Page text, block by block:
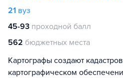
21 вуз
45-93 проходной балл
562 бюджетных места
Картографы создают
картографическом